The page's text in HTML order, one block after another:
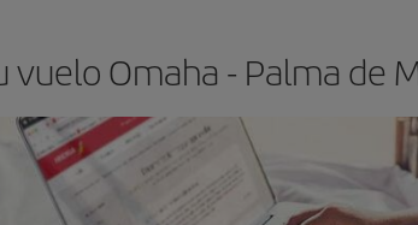
Omaha - Palma de